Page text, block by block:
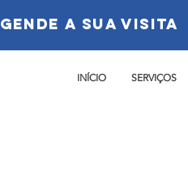
a sua visita
INÍCIO SERVIÇOS